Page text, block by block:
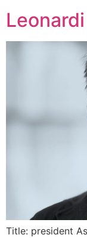
Title: president